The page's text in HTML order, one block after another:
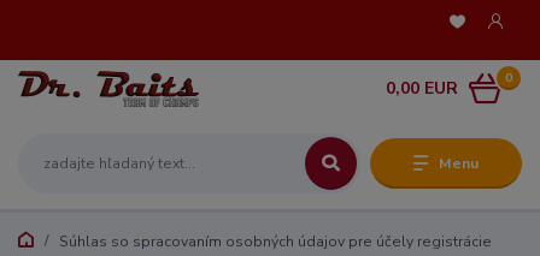
Menu
0
0,00 EUR
Súhlas so spracovaním osobných údajov pre účely registrácie